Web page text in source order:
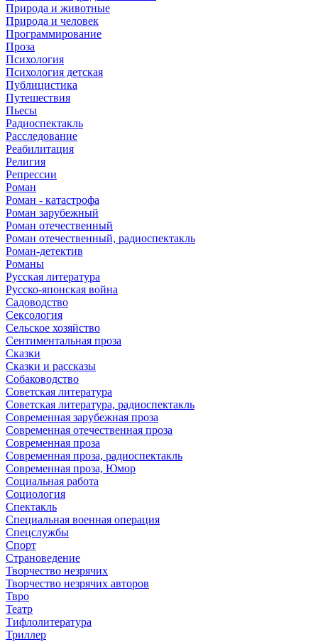
Природа и животные
Природа и человек
Программирование
Проза
Психология
Психология детская
Публицистика
Путешествия
Пьесы
Радиоспектакль
Расследование
Реабилитация
Религия
Репрессии
Роман
Роман - катастрофа
Роман зарубежный
Роман отечественный
Роман отечественный, радиоспектакль
Роман-детектив
Романы
Русская литература
Русско-японская война
Садоводство
Сексология
Сельское хозяйство
Сентиментальная проза
Сказки
Сказки и рассказы
Собаководство
Советская литература
Советская литература, радиоспектакль
Современная зарубежная проза
Современная отечественная проза
Современная проза
Современная проза, радиоспектакль
Современная проза, Юмор
Социальная работа
Социология
Спектакль
Специальная военная операция
Спецслужбы
Спорт
Страноведение
Творчество незрячих
Творчество незрячих авторов
Твро
Театр
Тифлолитература
Триллер